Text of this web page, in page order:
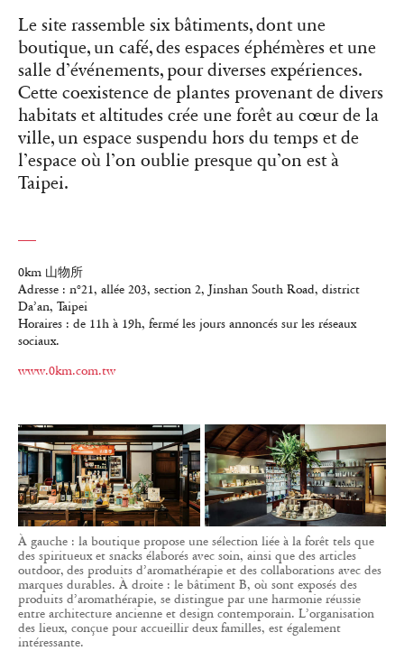
Le site rassemble six bâtiments, dont une
boutique, un café, des espaces éphémères et une
salle d’événements, pour diverses expériences.
Cette coexistence de plantes provenant de divers
habitats et altitudes crée une forêt au cœur de la
ville, un espace suspendu hors du temps et de
l’espace où l’on oublie presque qu’on est à
Taipei.
0km 山物所
Adresse : n°21, allée 203, section 2, Jinshan South Road, district
Da’an, Taipei
Horaires : de 11h à 19h, fermé les jours annoncés sur les réseaux
sociaux.
www.0km.com.tw
À gauche : la boutique propose une sélection liée à la forêt tels que
des spiritueux et snacks élaborés avec soin, ainsi que des articles
outdoor, des produits d’aromathérapie et des collaborations avec des
marques durables. À droite : le bâtiment B, où sont exposés des
produits d’aromathérapie, se distingue par une harmonie réussie
entre architecture ancienne et design contemporain. L’organisation
des lieux, conçue pour accueillir deux familles, est également
intéressante.